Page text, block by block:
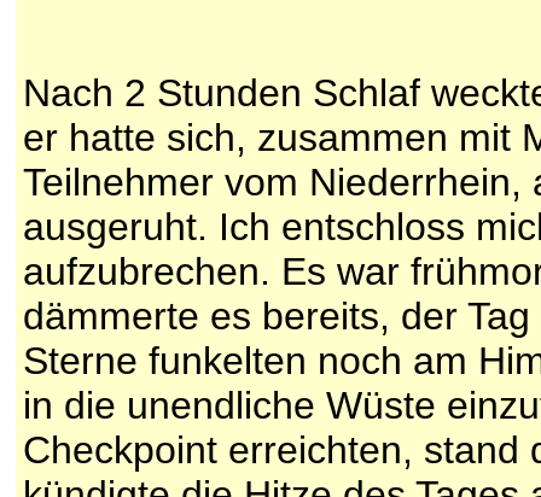
Nach 2 Stunden Schlaf
er hatte sich, zusammen mit
Teilnehmer vom
ausgeruht. Ich entschloss
aufzubrechen. Es war
dämmerte es bereits, der
Sterne funkelten noch am
in die unendliche Wüste
Checkpoint erreichten, stand